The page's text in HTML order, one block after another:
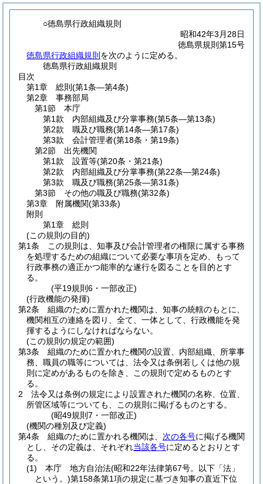
○徳島県行政組織規則
昭和42年3月28日
徳島県規則第15号
徳島県行政組織規則 を次のように定める。
徳島県行政組織規則
目次
第1章
総則 (第1条―第4条)
第2章
事務部局
第1節
本庁
第1款
内部組織及び分掌事務(第5条―第13条)
第2款
職及び職務(第14条―第17条)
第3款
会計管理者(第18条・第19条)
第2節
出先機関
第1款
設置等(第20条・第21条)
第2款
内部組織及び分掌事務(第22条―第24条)
第3款
職及び職務(第25条―第31条)
第3節
その他の職及び職務(第32条)
第3章
附属機関(第33条)
附則
第1章
総則
(この規則の目的)
第1条
この規則は、知事及び会計管理者の権限に属する事務
を処理するための組織について必要な事項を定め、もって
行政事務の適正かつ能率的な遂行を図ることを目的とす
る。
(平19規則6・一部改正)
(行政機能の発揮)
第2条
組織のために置かれた機関は、知事の統轄のもとに、
機関相互の連絡を図り、全て、一体として、行政機能を発
揮するようにしなければならない。
(この規則の規定の範囲)
第3条
組織のために置かれた機関の設置、内部組織、所掌事
務、職員の職等については、法令又は条例若しくは他の規
則に定めがあるものを除き、この規則で定めるものとす
る。
2
法令又は条例の規定により設置された機関の名称、位置、
所管区域等についても、この規則に掲げるものとする。
(昭49規則7・一部改正)
(機関の種別及び定義)
第4条
組織のために置かれる機関は、 次の各号に掲げる機関
とし、その定義は、それぞれ当該各号に定めるとおりとす
る。
(1)
本庁 地方自治法(昭和22年法律第67号。以下「法」
という。)第158条第1項の規定に基づき知事の直近下位